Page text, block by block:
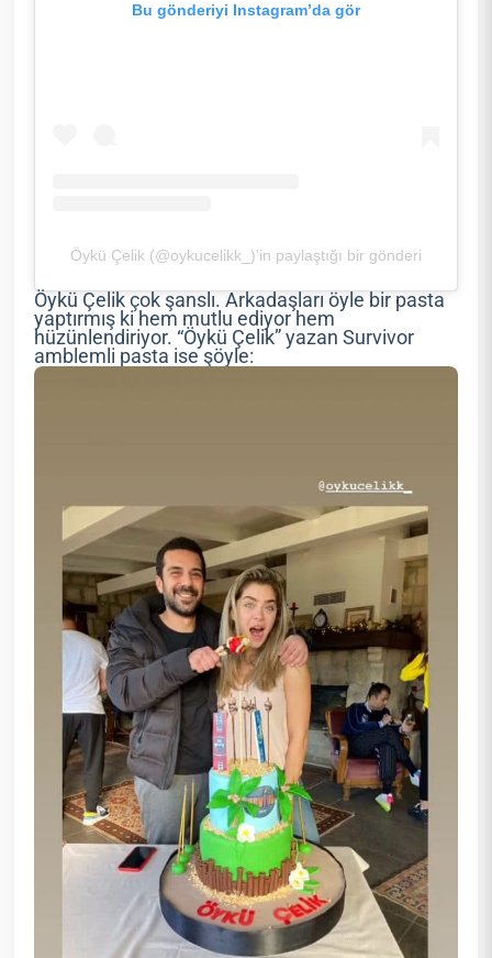
Bu gönderiyi Instagram’da gör
Öykü Çelik (@oykucelikk_)’in paylaştığı bir gönderi
Öykü Çelik çok şanslı. Arkadaşları öyle bir pasta
yaptırmış ki hem mutlu ediyor hem
hüzünlendiriyor. “Öykü Çelik” yazan Survivor
amblemli pasta ise şöyle: